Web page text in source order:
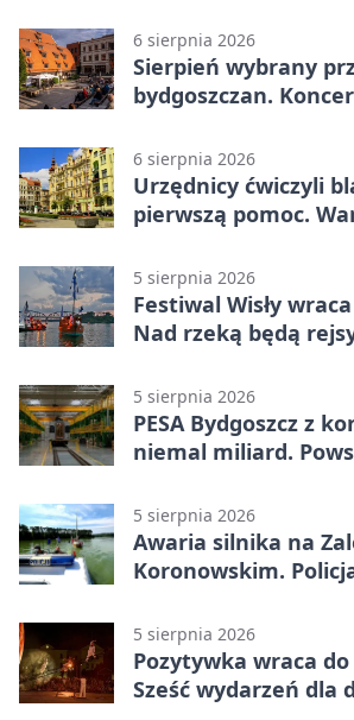
6 sierpnia 2026
Sierpień wybrany
bydgoszczan.
6 sierpnia 2026
Urzędnicy ćwiczyli
pierwszą pomoc.
5 sierpnia 2026
Festiwal Wisły
Nad rzeką będą
5 sierpnia 2026
PESA Bydgoszcz z
niemal miliard.
5 sierpnia 2026
Awaria silnika na
Koronowskim.
5 sierpnia 2026
Pozytywka wraca do
Sześć wydarzeń dla